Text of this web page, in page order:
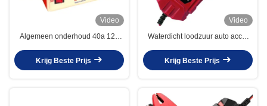
Video
Algemeen onderhoud 40a 12v
batterijoplader voor
Krijg Beste Prijs
Video
Waterdicht loodzuur auto accu-
oplader
Krijg Beste Prijs